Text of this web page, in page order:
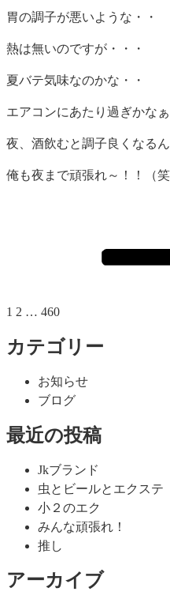
胃の調子が悪いような・・
熱は無いのですが・・・
夏バテ気味なのかな・・
エアコンにあたり過ぎかなぁ
夜、酒飲むと調子良くなる
俺も夜まで頑張れ～！！（笑
送
り
1 2 … 460
カテゴリー
お知らせ
ブログ
最近の投稿
Jkブランド
虫とビールとエクステ
小２のエク
みんな頑張れ！
推し
アーカイブ